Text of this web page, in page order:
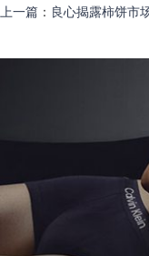
上一篇 ： 良心揭露柿饼市